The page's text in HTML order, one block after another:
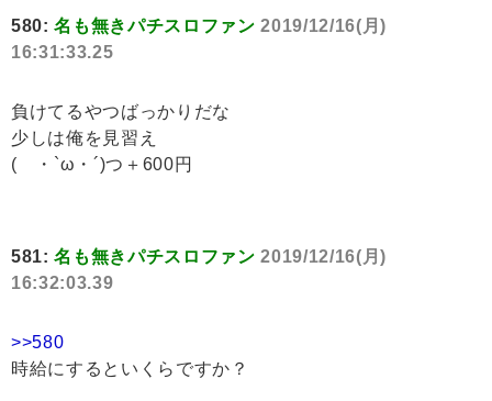
580:名も無きパチスロファン 2019/12/16(月)
16:31:33.25
負けてるやつばっかりだな
少しは俺を見習え
( ・`ω・´)つ＋600円
581:名も無きパチスロファン 2019/12/16(月)
16:32:03.39
>>580
時給にするといくらですか？